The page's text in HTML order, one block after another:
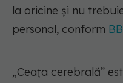
la oricine și nu
personal, conform
„Ceața cerebrală”